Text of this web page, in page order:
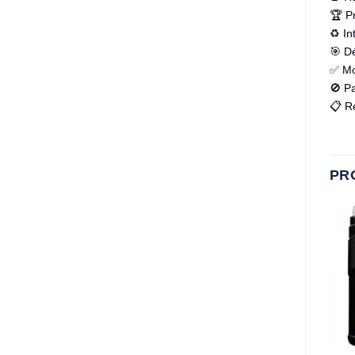
🏆
♻️
🎯
✅
🚫
📋